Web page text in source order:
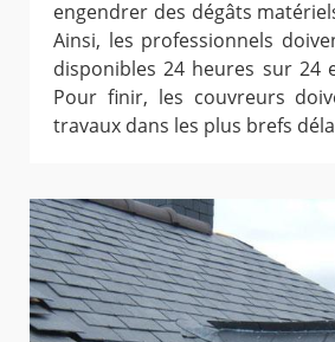
engendrer des dégâts
Ainsi, les professionnels
disponibles 24 heures sur 24
Pour finir, les couvreurs
travaux dans les plus brefs